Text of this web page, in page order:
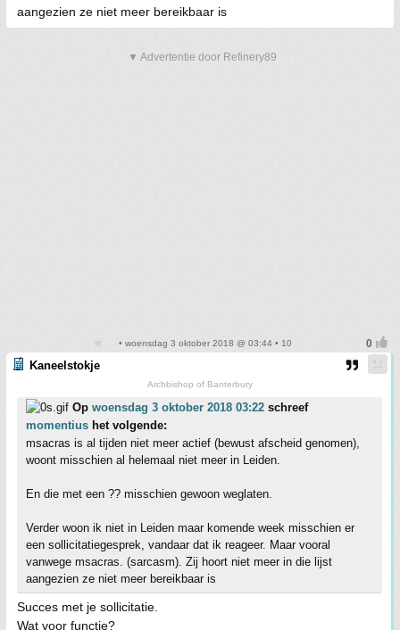
aangezien ze niet meer bereikbaar is
▼ Advertentie door Refinery89
• woensdag 3 oktober 2018 @ 03:44 • 10
Kaneelstokje
Archbishop of Banterbury
Op woensdag 3 oktober 2018 03:22 schreef
momentius het volgende:
msacras is al tijden niet meer actief (bewust afscheid genomen),
woont misschien al helemaal niet meer in Leiden.
En die met een ?? misschien gewoon weglaten.
Verder woon ik niet in Leiden maar komende week misschien er
een sollicitatiegesprek, vandaar dat ik reageer. Maar vooral
vanwege msacras. (sarcasm). Zij hoort niet meer in die lijst
aangezien ze niet meer bereikbaar is
Succes met je sollicitatie.
Wat voor functie?